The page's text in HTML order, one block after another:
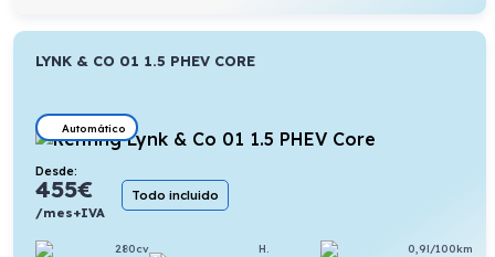
LYNK & CO 01 1.5 PHEV CORE
Automático
Desde:
455€
/mes+IVA
Todo incluido
280cv
H.
0,9l/100km